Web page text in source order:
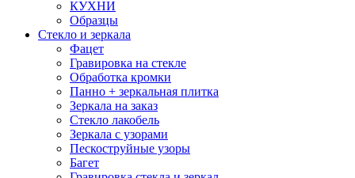
КУХНИ
Образцы
Стекло и зеркала
Фацет
Гравировка на стекле
Обработка кромки
Панно + зеркальная плитка
Зеркала на заказ
Стекло лакобель
Зеркала с узорами
Пескоструйные узоры
Багет